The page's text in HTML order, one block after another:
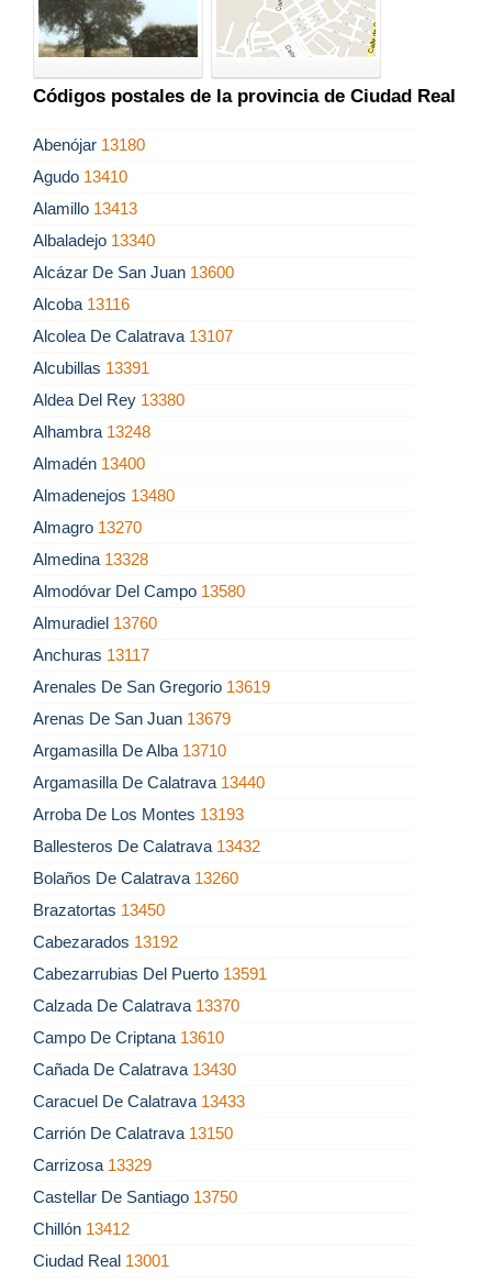
Códigos postales de la provincia de Ciudad Real
Abenójar 13180
Agudo 13410
Alamillo 13413
Albaladejo 13340
Alcázar De San Juan 13600
Alcoba 13116
Alcolea De Calatrava 13107
Alcubillas 13391
Aldea Del Rey 13380
Alhambra 13248
Almadén 13400
Almadenejos 13480
Almagro 13270
Almedina 13328
Almodóvar Del Campo 13580
Almuradiel 13760
Anchuras 13117
Arenales De San Gregorio 13619
Arenas De San Juan 13679
Argamasilla De Alba 13710
Argamasilla De Calatrava 13440
Arroba De Los Montes 13193
Ballesteros De Calatrava 13432
Bolaños De Calatrava 13260
Brazatortas 13450
Cabezarados 13192
Cabezarrubias Del Puerto 13591
Calzada De Calatrava 13370
Campo De Criptana 13610
Cañada De Calatrava 13430
Caracuel De Calatrava 13433
Carrión De Calatrava 13150
Carrizosa 13329
Castellar De Santiago 13750
Chillón 13412
Ciudad Real 13001